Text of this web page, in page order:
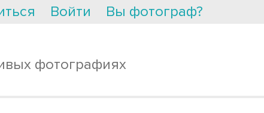
Войти Вы фотограф?
фотографиях